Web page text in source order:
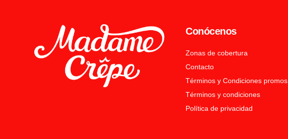
Conócenos
Zonas de cobertura
Contacto
Términos y Condiciones promos
Términos y condiciones
Política de privacidad